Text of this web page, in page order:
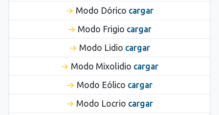
Modo Dórico cargar
Modo Frigio cargar
Modo Lidio cargar
Modo Mixolidio cargar
Modo Eólico cargar
Modo Locrio cargar